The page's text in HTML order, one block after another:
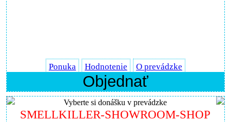
Ponuka Hodnotenie O prevádzke
Objednať
Vyberte si donášku v prevádzke
SMELLKILLER-SHOWROOM-SHOP